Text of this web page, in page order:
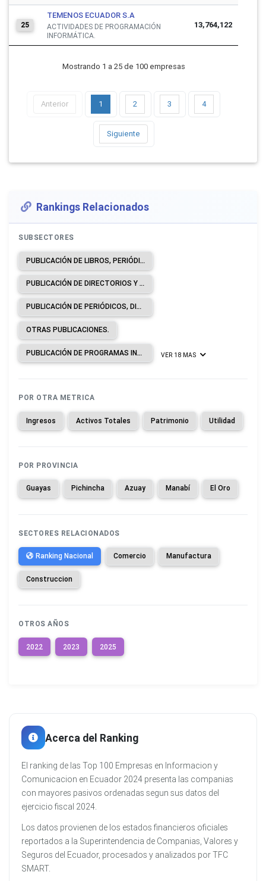
25
TEMENOS ECUADOR S.A
ACTIVIDADES DE PROGRAMACIÓN
INFORMÁTICA.
13,764,122
Mostrando 1 a 25 de 100 empresas
Anterior 1 2 3 4
Siguiente
Rankings Relacionados
SUBSECTORES
PUBLICACIÓN DE LIBROS, PERIÓDICOS Y OTRAS ACTIVIDADES DE PUBLICACIÓN.
PUBLICACIÓN DE DIRECTORIOS Y DE LISTAS DE CORREO.
PUBLICACIÓN DE PERIÓDICOS, DIARIOS Y REVISTAS.
OTRAS PUBLICACIONES.
PUBLICACIÓN DE PROGRAMAS INFORMÁTICOS. VER 18 MAS
POR OTRA METRICA
Ingresos Activos Totales Patrimonio Utilidad
POR PROVINCIA
Guayas Pichincha Azuay Manabí El Oro
SECTORES RELACIONADOS
Ranking Nacional Comercio Manufactura
Construccion
OTROS AÑOS
2022 2023 2025
Acerca del Ranking
El ranking de las Top 100 Empresas en Informacion y
Comunicacion en Ecuador 2024 presenta las companias
con mayores pasivos ordenadas segun sus datos del
ejercicio fiscal 2024.
Los datos provienen de los estados financieros oficiales
reportados a la Superintendencia de Companias, Valores y
Seguros del Ecuador, procesados y analizados por TFC
SMART.